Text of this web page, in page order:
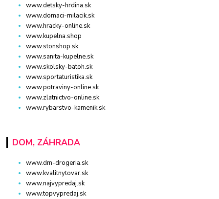
www.detsky-hrdina.sk
www.domaci-milacik.sk
www.hracky-online.sk
www.kupelna.shop
www.stonshop.sk
www.sanita-kupelne.sk
www.skolsky-batoh.sk
www.sportaturistika.sk
www.potraviny-online.sk
www.zlatnictvo-online.sk
www.rybarstvo-kamenik.sk
DOM, ZÁHRADA
www.dm-drogeria.sk
www.kvalitnytovar.sk
www.najvypredaj.sk
www.topvypredaj.sk